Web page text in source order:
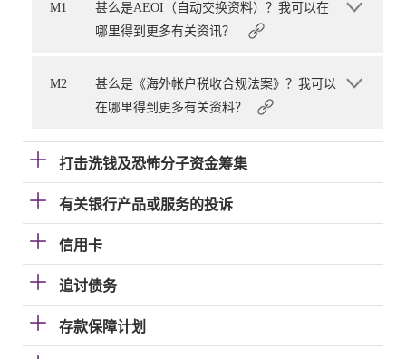
M1
甚么是AEOI（自动交换资料）？我可以在
哪里得到更多有关资讯？
M2
甚么是《海外帐户税收合规法案》？我可以
在哪里得到更多有关资料？
打击洗钱及恐怖分子资金筹集
有关银行产品或服务的投诉
信用卡
追讨债务
存款保障计划